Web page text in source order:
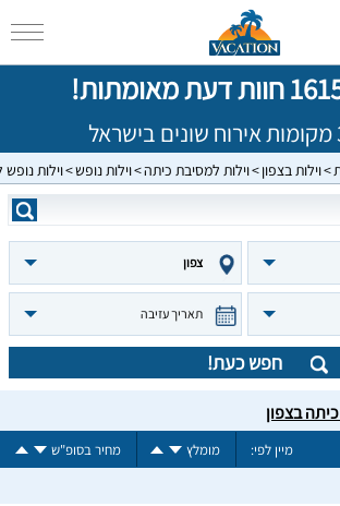
דעת מאומתות!
וילות בצפון וילות למסיבת כיתה וילות נופש וילות
צפון
תאריך עזיבה
חפש כעת!
בצפון
מיין לפי: מומלץ מחיר בסופ"ש